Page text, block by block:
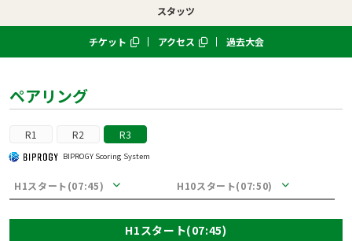
スタッツ
チケット アクセス 過去大会
ペアリング
R1 R2 R3
BIPROGY Scoring System
H1スタート(07:45) H10スタート(07:50)
H1スタート(07:45)